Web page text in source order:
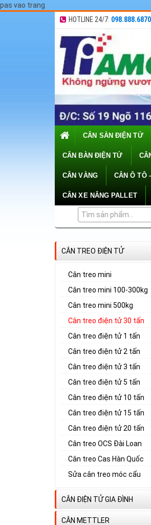
pas vao trang
HOTLINE 24/7: 098.888.6870
CÂN SÀN ĐIỆN TỬ
CÂN BÀN ĐIỆN TỬ
CÂN VÀNG CÂN Ô TÔ
CÂN XE NÂNG PALLET
CÂN TREO ĐIỆN TỬ
Cân treo mini
Cân treo mini 100-300kg
Cân treo mini 500kg
Cân treo điện tử 30 tấn
Cân treo điện tử 1 tấn
Cân treo điện tử 2 tấn
Cân treo điện tử 3 tấn
Cân treo điện tử 5 tấn
Cân treo điện tử 10 tấn
Cân treo điện tử 15 tấn
Cân treo điện tử 20 tấn
Cân treo OCS Đài Loan
Cân treo Cas Hàn Quốc
Sửa cân treo móc cẩu
CÂN ĐIỆN TỬ GIA ĐÌNH
CÂN METTLER